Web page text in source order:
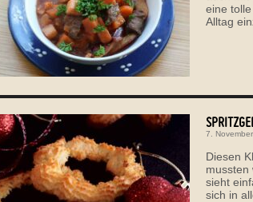
eine
Alltag
7.
Diesen
mussten
sieht
sich in